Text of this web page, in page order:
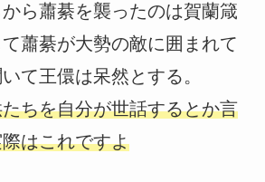
ら蕭綦を襲ったのは賀蘭箴
蕭綦が大勢の敵に囲まれて
て王儇は呆然とする。
ちを自分が世話するとか言
はこれですよ